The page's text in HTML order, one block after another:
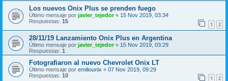
Los nuevos Onix Plus se prenden fuego
Último mensaje por javier_tejedor« 15 Nov 2019, 03:34
Respuestas: 15 1 2
28/11/19 Lanzamiento Onix Plus en Argentina
Último mensaje por javier_tejedor« 15 Nov 2019, 03:29
Respuestas: 1
Fotografiaron al nuevo Chevrolet Onix LT
Último mensaje por emiliounix « 07 Nov 2019, 09:29
Respuestas: 10 1 2